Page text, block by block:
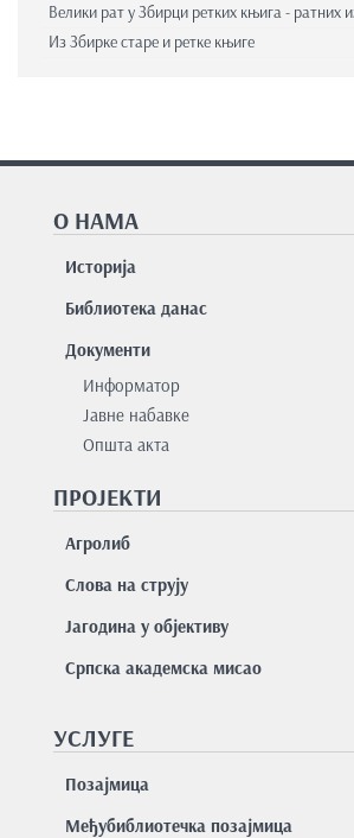
Велики рат у Збирци ретких књига - ратних
Из Збирке старе и ретке књиге
О НАМА
Историја
Библиотека данас
Документи
Информатор
Јавне набавке
Општа акта
ПРОЈЕКТИ
Агролиб
Слова на струју
Јагодина у објективу
Српска академска мисао
УСЛУГЕ
Позајмицa
Међубиблиотечка позајмица